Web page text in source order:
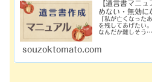
【遺言書マニ
めない・無効に
「私が亡くなった
を残してあげたい
なんだか難しそう
souzoktomato.com